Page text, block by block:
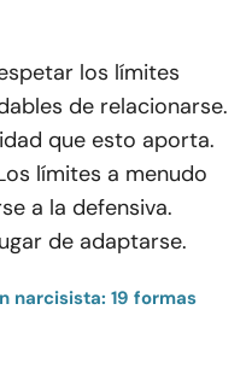
los límites
de relacionarse.
que esto aporta.
límites a menudo
a la defensiva.
de adaptarse.
narcisista: 19 formas